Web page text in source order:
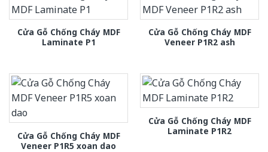
Cửa Gỗ Chống Cháy MDF
Laminate P1
Cửa Gỗ Chống Cháy MDF
Veneer P1R2 ash
Cửa Gỗ Chống Cháy MDF
Veneer P1R5 xoan dao
Cửa Gỗ Chống Cháy MDF
Laminate P1R2